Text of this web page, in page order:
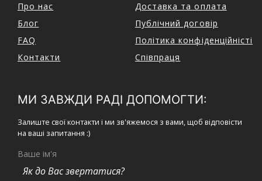
Про нас
Блог
FAQ
Контакти
Доставка та оплата
Публічний договір
Політика конфіденційністі
Співпраця
МИ ЗАВЖДИ РАДІ ДОПОМОГТИ:
Залиште свої контакти і ми зв'яжемося з вами, щоб відповісти
на ваші запитання :)
Ваше ім'я